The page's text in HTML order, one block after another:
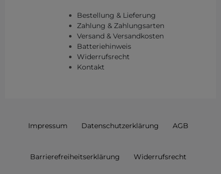
Bestellung & Lieferung
Zahlung & Zahlungsarten
Versand & Versandkosten
Batteriehinweis
Widerrufsrecht
Kontakt
Impressum Daten­schutz­erklärung AGB
Barrierefreiheitserklärung Widerrufs­recht